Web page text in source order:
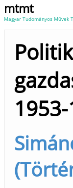
mtmt
Magyar Tudományos Művek